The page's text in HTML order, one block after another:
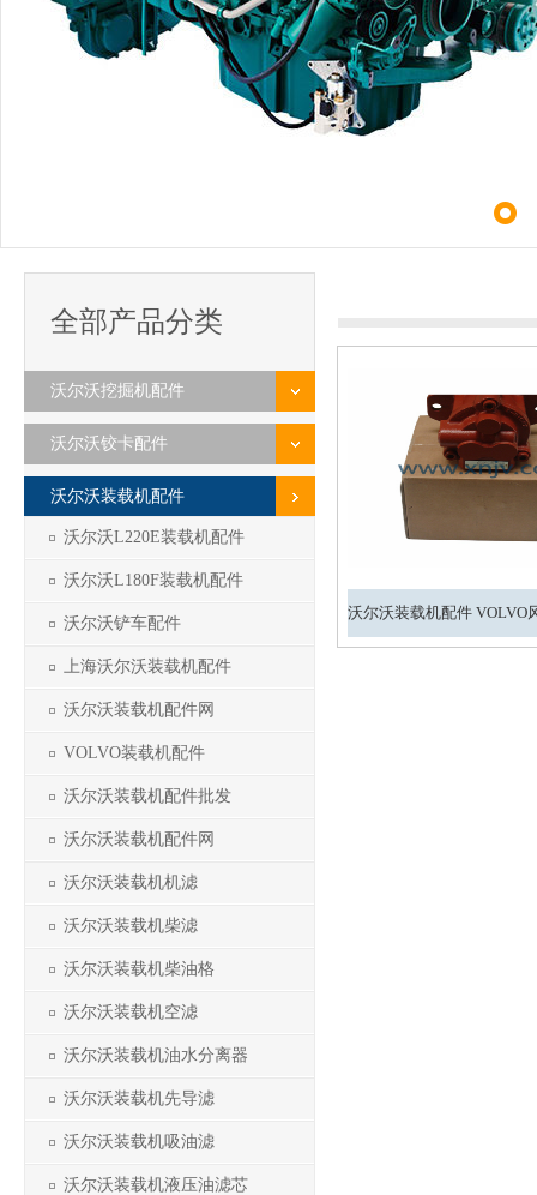
全部产品分类
沃尔沃挖掘机配件
沃尔沃铰卡配件
沃尔沃装载机配件
沃尔沃L220E装载机配件
沃尔沃L180F装载机配件
沃尔沃铲车配件
上海沃尔沃装载机配件
沃尔沃装载机配件网
VOLVO装载机配件
沃尔沃装载机配件批发
沃尔沃装载机配件网
沃尔沃装载机机滤
沃尔沃装载机柴滤
沃尔沃装载机柴油格
沃尔沃装载机空滤
沃尔沃装载机油水分离器
沃尔沃装载机先导滤
沃尔沃装载机吸油滤
沃尔沃装载机液压油滤芯